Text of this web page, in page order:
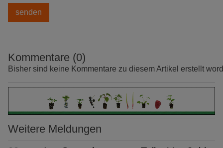
Kommentare (0)
Bisher sind keine Kommentare zu diesem Artikel erstellt
Weitere Meldungen